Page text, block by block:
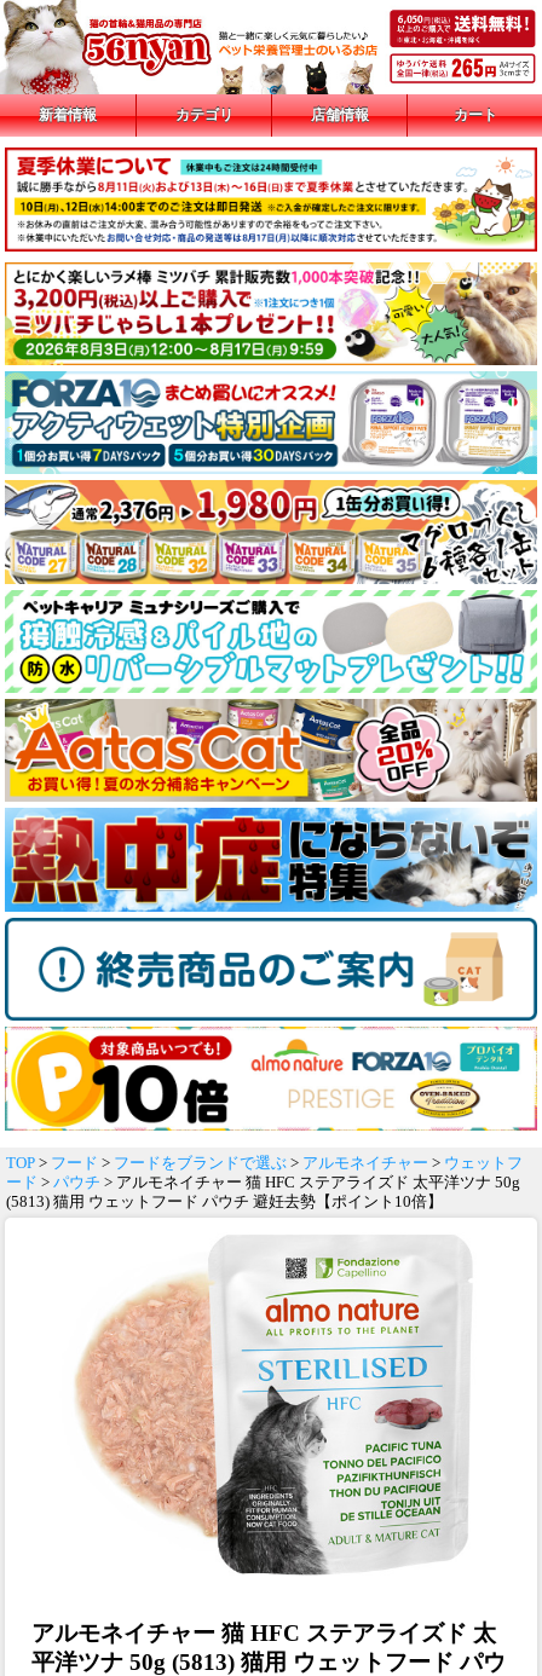
新着情報 カテゴリ 店舗情報 カート
TOP > フード > フードをブランドで選ぶ > アルモネイチャー > ウェットフ
ード > パウチ > アルモネイチャー 猫 HFC ステアライズド 太平洋ツナ 50g
(5813) 猫用 ウェットフード パウチ 避妊去勢【ポイント10倍】
アルモネイチャー 猫 HFC ステアライズド 太
平洋ツナ 50g (5813) 猫用 ウェットフード パウ